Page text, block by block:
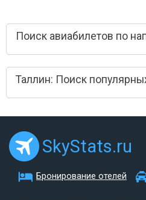
Поиск авиабилетов по
Таллин: Поиск
SkyStats.ru
Бронирование отелей